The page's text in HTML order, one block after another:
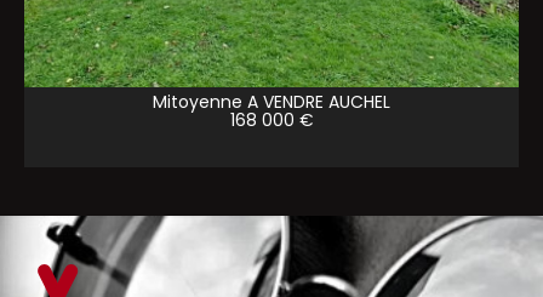
Mitoyenne A VENDRE AUCHEL
168 000 €